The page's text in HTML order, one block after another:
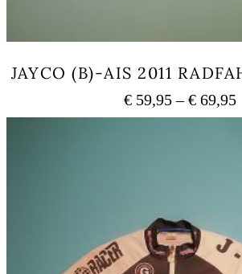
JAYCO (B)-AIS 2011
€ 59,95 –€ 69,95
Optionen
können
auf